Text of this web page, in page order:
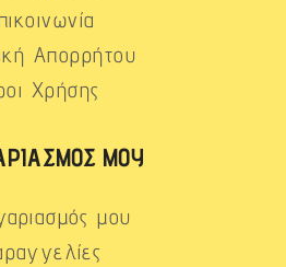
Απορρήτου
Χρήσης
ΜΟΥ
μου